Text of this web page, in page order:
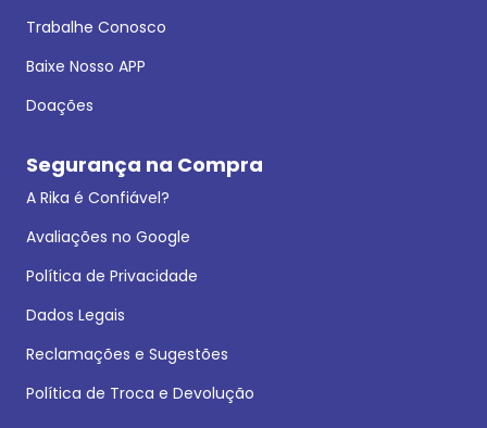
Trabalhe Conosco
Baixe Nosso APP
Doações
Segurança na Compra
A Rika é Confiável?
Avaliações no Google
Política de Privacidade
Dados Legais
Reclamações e Sugestões
Política de Troca e Devolução